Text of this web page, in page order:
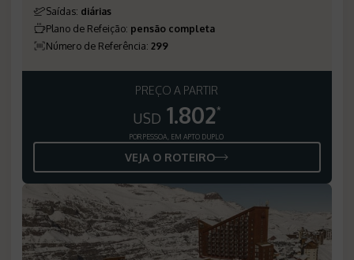
Saídas: diárias
Plano de Refeição: pensão completa
Número de Referência: 299
PREÇO A PARTIR
USD 1.802*
POR PESSOA, EM APTO DUPLO
VEJA O ROTEIRO